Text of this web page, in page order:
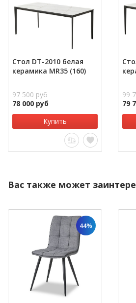
Стол DT-2010 белая
керамика MR35 (160)
97 500 руб
78 000 руб
Купить
99
79
Вас также может
44%